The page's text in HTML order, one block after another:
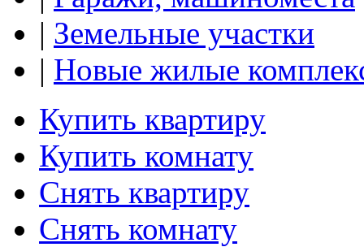
| Земельные участки
| Новые жилые
Купить квартиру
Купить комнату
Снять квартиру
Снять комнату